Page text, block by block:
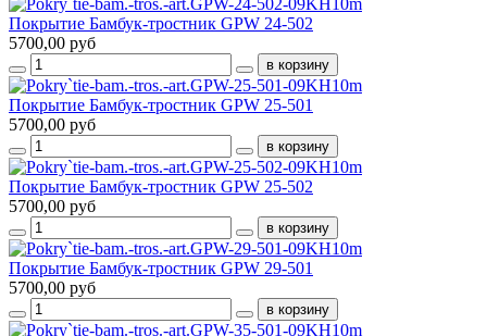
Покрытие Бамбук-тростник GPW 24-502
5700,00 руб
Покрытие Бамбук-тростник GPW 25-501
5700,00 руб
Покрытие Бамбук-тростник GPW 25-502
5700,00 руб
Покрытие Бамбук-тростник GPW 29-501
5700,00 руб